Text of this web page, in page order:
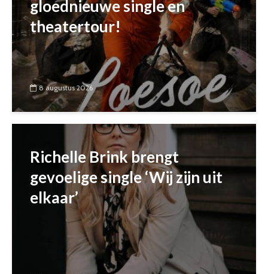
gloednieuwe single en
theatertour!
8 augustus 2026
Richelle Brink brengt
gevoelige single ‘Wij zijn uit
elkaar’